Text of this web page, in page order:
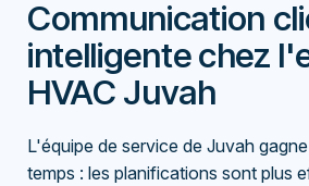
Communication
intelligente chez
HVAC Juvah
L'équipe de service de Juvah
temps : les planifications sont plus